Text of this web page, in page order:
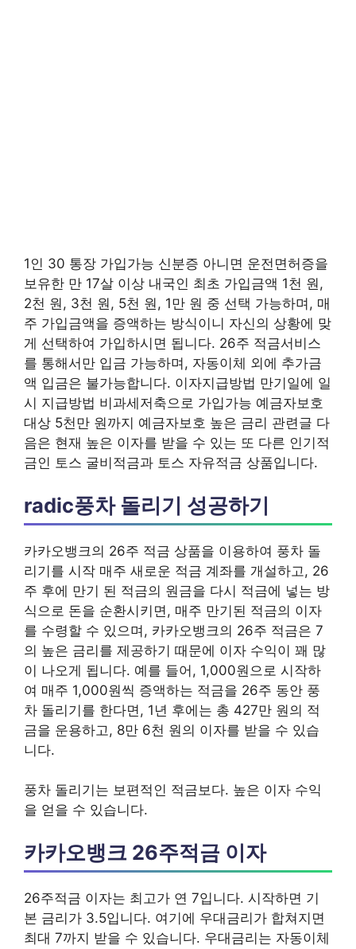
1인 30 통장 가입가능 신분증 아니면 운전면허증을
보유한 만 17살 이상 내국인 최초 가입금액 1천 원,
2천 원, 3천 원, 5천 원, 1만 원 중 선택 가능하며, 매
주 가입금액을 증액하는 방식이니 자신의 상황에 맞
게 선택하여 가입하시면 됩니다. 26주 적금서비스
를 통해서만 입금 가능하며, 자동이체 외에 추가금
액 입금은 불가능합니다. 이자지급방법 만기일에 일
시 지급방법 비과세저축으로 가입가능 예금자보호
대상 5천만 원까지 예금자보호 높은 금리 관련글 다
음은 현재 높은 이자를 받을 수 있는 또 다른 인기적
금인 토스 굴비적금과 토스 자유적금 상품입니다.
radic풍차 돌리기 성공하기
카카오뱅크의 26주 적금 상품을 이용하여 풍차 돌
리기를 시작 매주 새로운 적금 계좌를 개설하고, 26
주 후에 만기 된 적금의 원금을 다시 적금에 넣는 방
식으로 돈을 순환시키면, 매주 만기된 적금의 이자
를 수령할 수 있으며, 카카오뱅크의 26주 적금은 7
의 높은 금리를 제공하기 때문에 이자 수익이 꽤 많
이 나오게 됩니다. 예를 들어, 1,000원으로 시작하
여 매주 1,000원씩 증액하는 적금을 26주 동안 풍
차 돌리기를 한다면, 1년 후에는 총 427만 원의 적
금을 운용하고, 8만 6천 원의 이자를 받을 수 있습
니다.
풍차 돌리기는 보편적인 적금보다. 높은 이자 수익
을 얻을 수 있습니다.
카카오뱅크 26주적금 이자
26주적금 이자는 최고가 연 7입니다. 시작하면 기
본 금리가 3.5입니다. 여기에 우대금리가 합쳐지면
최대 7까지 받을 수 있습니다. 우대금리는 자동이체